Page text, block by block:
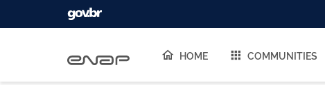
HOME COMMUNITIES